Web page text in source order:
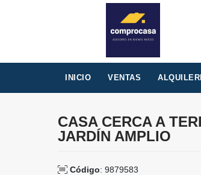
INICIO VENTAS
CASA CERCA A
JARDÍN AMPLIO
Código: 9879583